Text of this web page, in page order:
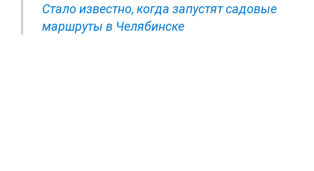
Стало известно, когда запустят садовые
маршруты в Челябинске